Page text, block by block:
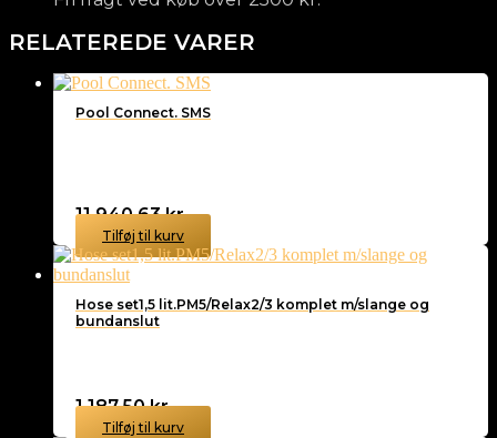
RELATEREDE VARER
Pool Connect. SMS
11.940,63kr.
Tilføj til kurv
Hose set1,5 lit.PM5/Relax2/3 komplet m/slange og
bundanslut
1.187,50kr.
Tilføj til kurv